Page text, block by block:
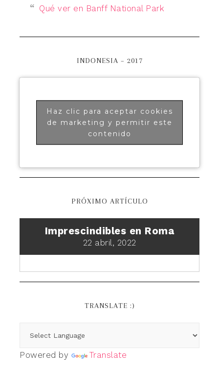
Qué ver en Banff National Park
INDONESIA – 2017
Haz clic para aceptar cookies
de marketing y permitir este
contenido
PRÓXIMO ARTÍCULO
Imprescindibles en Roma
22 abril, 2022
TRANSLATE :)
Powered by Translate